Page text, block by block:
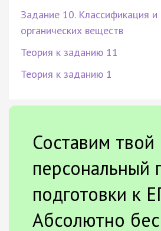
Задание 10. Классификация и
органических веществ
Теория к заданию 11
Теория к заданию 1
Составим твой
персональный
подготовки к
Абсолютно